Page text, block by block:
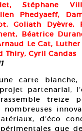
Stéphane
Phedyaeff,
Goliath Dyèvre,
Béatrice
Le Cat,
Thiry, Cyril Candas
carte
partenarial,
rassemble treize
nombreuses
d’éco
que